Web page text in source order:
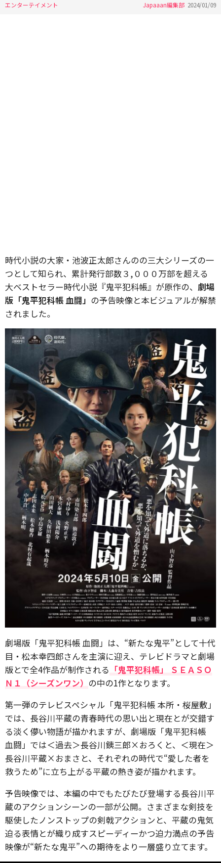
エンターテイメント Japaaan編集部 2024/01/09
時代小説の大家・池波正太郎さんのの三大シリーズの一
つとして知られ、累計発行部数３,０００万部を超える
大ベストセラー時代小説『鬼平犯科帳』が原作の、 劇場
版「鬼平犯科帳 血闘」 の予告映像と本ビジュアルが解禁
されました。
劇場版「鬼平犯科帳 血闘」は、“新たな鬼平”として十代
目・松本幸四郎さんを主演に迎え、テレビドラマと劇場
版とで全4作品が制作される 「鬼平犯科帳」 ＳＥＡＳＯ
Ｎ１（シーズンワン） の中の1作となります。
第一弾のテレビスペシャル「鬼平犯科帳 本所・桜屋敷」
では、長谷川平蔵の青春時代の思い出と現在とが交錯す
る淡く儚い物語が描かれますが、劇場版「鬼平犯科帳
血闘」では＜過去＞長谷川銕三郎×おろくと、＜現在＞
長谷川平蔵×おまさと、それぞれの時代で“愛した者を
救うため”に立ち上がる平蔵の熱き姿が描かれます。
予告映像では、本編の中でもたびたび登場する長谷川平
蔵のアクションシーンの一部が公開。さまざまな剣技を
駆使したノンストップの剣戟アクションと、平蔵の鬼気
迫る表情とが織り成すスピーディーかつ迫力満点の予告
映像が“新たな鬼平”への期待をより一層盛り立てます。